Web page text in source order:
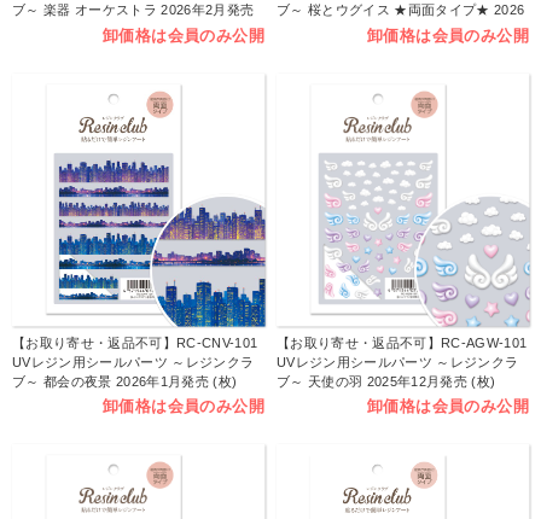
ブ～ 楽器 オーケストラ 2026年2月発売
卸価格は会員のみ公開
ブ～ 桜とウグイス ★両面タイプ★ 2026
卸価格は会員のみ公開
【お取り寄せ・返品不可】RC-CNV-101
UVレジン用シールパーツ ～レジンクラ
ブ～ 都会の夜景 2026年1月発売 (枚)
卸価格は会員のみ公開
【お取り寄せ・返品不可】RC-AGW-101
UVレジン用シールパーツ ～レジンクラ
ブ～ 天使の羽 2025年12月発売 (枚)
卸価格は会員のみ公開